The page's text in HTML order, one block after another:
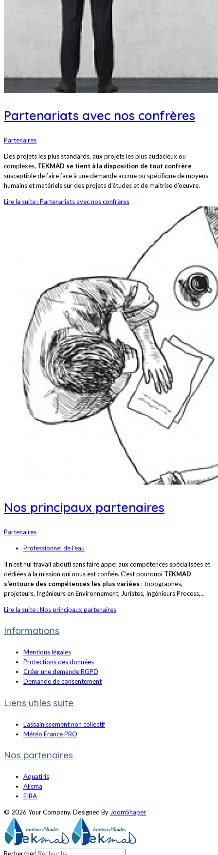
Partenariats avec nos confrères
Partenaires
Des projets les plus standards, aux projets les plus audacieux ou
complexes, TEKMAD se tient à la disposition de tout confrère
susceptible de faire face à une demande accrue ou spécifique de moyens
humains et matériels sur des projets d'études et de maitrise d'oeuvre.
Lire la suite : Partenariats avec nos confrères
Nos principaux partenaires
Partenaires
Professionnel de l'eau
Il n'est nul travail abouti sans faire appel aux compétences spécialisées et
dédiées à la mission qui nous est confiée. C'est pourquoi TEKMAD
s'entoure des compétences les plus variées : topographes,
projeteurs, Ingénieurs en Environnement, Juristes, Ingénieurs Process,...
Lire la suite : Nos principaux partenaires
Informations
Mentions légales
Protections des données
Créer une demande RGPD
Demande de consentement
Liens utiles suite
L'assainissement non collectif
Météo France PRO
Nos partenaires
Aquatiris
Alisma
EIBA
© 2026 Your Company. Designed By JoomShaper